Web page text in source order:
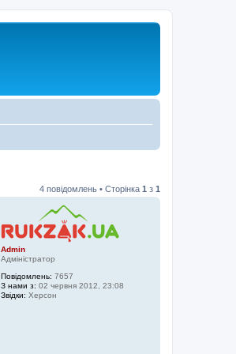
4 повідомлень • Сторінка 1 з 1
Admin
Адміністратор
Повідомлень: 7657
З нами з: 02 червня 2012, 23:08
Звідки: Херсон